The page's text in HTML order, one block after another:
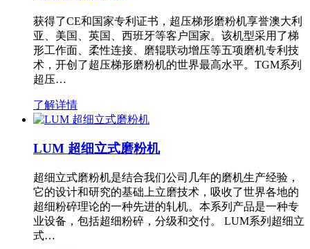
获得了CE和国家专利证书，超压梯形磨粉机享誉澳大利
亚、美国、英国、西班牙等客户国家。该机型采用了梯
形工作面、柔性连接、磨辊联动增压等五项磨机专利技
术，开创了超压梯形磨粉机的世界最高水平。TGM系列
超压…
了解详情
LUM 超细立式磨粉机
超细立式磨粉机是结合我们公司几年的磨机生产经验，
它的设计和研究的基础上立磨技术，吸收了世界各地的
超细粉碎理论的一种先进的轧机。本系列产品是一种专
业设备，包括超细粉碎，分级和交付。 LUM系列超细立
式…